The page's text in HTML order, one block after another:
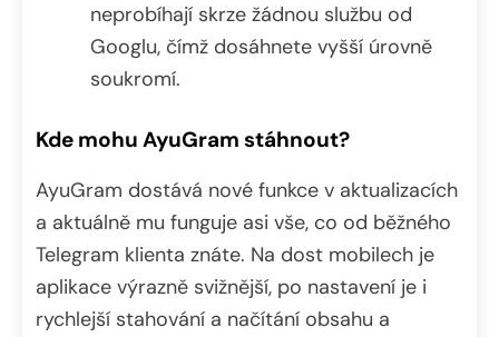
neprobíhají skrze žádnou službu od
Googlu, čímž dosáhnete vyšší úrovně
soukromí.
Kde mohu AyuGram stáhnout?
AyuGram dostává nové funkce v aktualizacích
a aktuálně mu funguje asi vše, co od běžného
Telegram klienta znáte. Na dost mobilech je
aplikace výrazně svižnější, po nastavení je i
rychlejší stahování a načítání obsahu a